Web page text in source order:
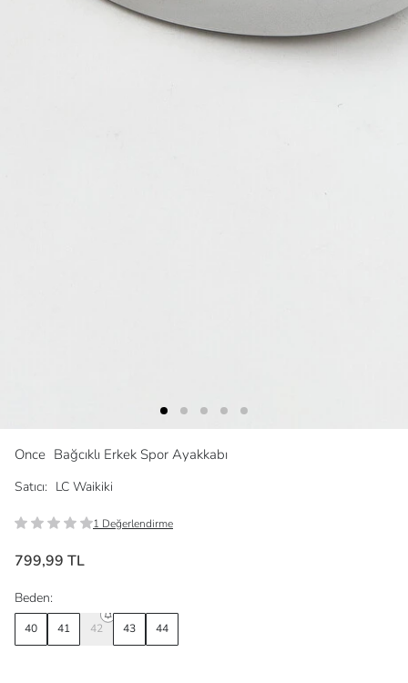
Once Bağcıklı Erkek Spor Ayakkabı
Satıcı: LC Waikiki
1 Değerlendirme
799,99 TL
Beden:
40 41 42 43 44